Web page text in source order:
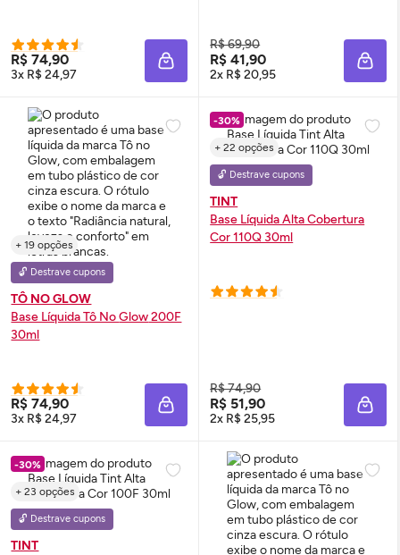
R$ 74,90
3x R$ 24,97 ADICIONAR À SACOLA
R$ 69,90
R$ 41,90
2x R$ 20,95
+ 19 opções
🔓 Destrave cupons
TÔ NO GLOW
Base Líquida Tô NoGlow200F
30ml
R$ 74,90
3x R$ 24,97 ADICIONAR À SACOLA
-30%
+ 22 opções
🔓 Destrave cupons
TINT
Base Líquida Alta Cobertura
Cor 110Q 30ml
R$ 74,90
R$ 51,90
2x R$ 25,95
-30%
+ 23 opções
🔓 Destrave cupons
TINT